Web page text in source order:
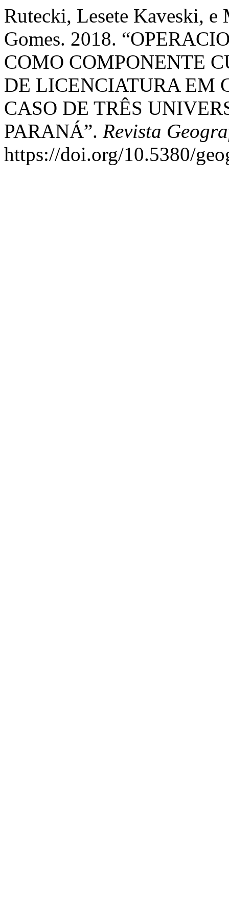
Rutecki, Lesete Kaveski, e
Gomes. 2018.
COMO COMPONENTE
DE LICENCIATURA EM
CASO DE TRÊS
PARANÁ”. Revista
https://doi.org/10.5380/